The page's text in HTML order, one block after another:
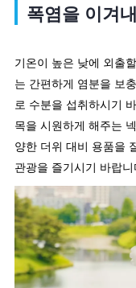
폭염을 이겨
기온이 높은 낮에 외출
는 간편하게 염분을 보
로 수분을 섭취하시기
목을 시원하게 해주는
양한 더위 대비 용품을
관광을 즐기시기 바랍니